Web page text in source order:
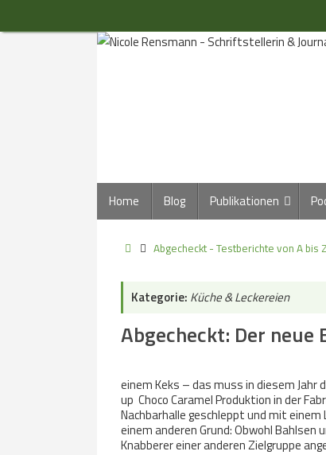
Inhalt
Inhalt
springen
Home Blog Publikationen
StartAbgecheckt - Testberichte von A bis Z
Kategorie: Küche & Leckereien
Abgecheckt: Der neue
einem Keks – das muss in diesem Jahr
up Choco Caramel Produktion in der
Nachbarhalle geschleppt und mit
einem anderen Grund: Obwohl
Knabberer einer anderen Zielgruppe